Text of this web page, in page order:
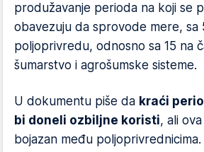
produžavanje perioda na koji se
obavezuju da sprovode mere, sa
poljoprivredu, odnosno sa 15 na
šumarstvo i agrošumske sisteme.
U dokumentu piše da kraći
bi doneli ozbiljne koristi, ali
bojazan među poljoprivrednicima.